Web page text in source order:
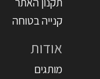
קנייה בטוחה
אודות
מותגים